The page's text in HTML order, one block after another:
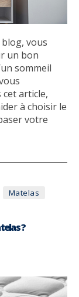
vous
un bon
sommeil
cet article,
à choisir le
votre
Matelas
?